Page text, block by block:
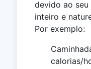
devido ao
inteiro e
Por exemplo:
calorias/